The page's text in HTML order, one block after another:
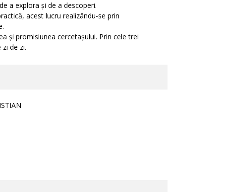
a explora și de a descoperi.
acest lucru realizându-se prin
și promisiunea cercetașului. Prin cele trei
de zi.